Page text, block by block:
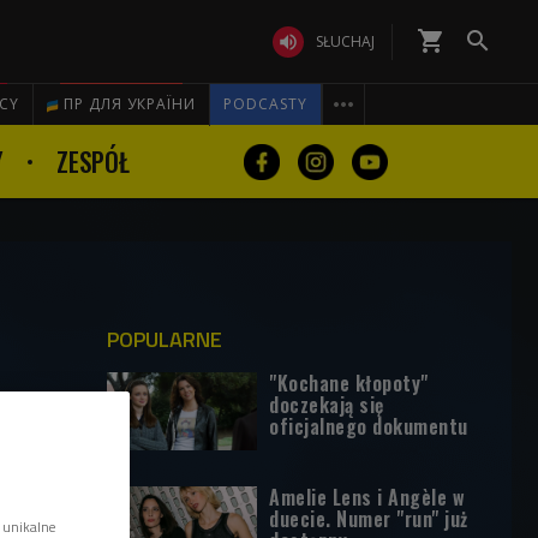
 SŁUCHAJ shopping_cart 
ПР ДЛЯ УКРАЇНИ PODCASTY 
ZESPÓŁ
POPULARNE
"Kochane kłopoty"
doczekają się
oficjalnego dokumentu
Amelie Lens i Angèle w
duecie. Numer "run" już